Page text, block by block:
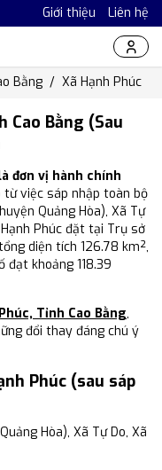
Giới thiệu Liên hệ
Bằng Xã Hạnh Phúc
Cao Bằng (Sau
đơn vị hành chính
từ việc sáp nhập toàn bộ
Quảng Hòa), Xã Tự
Phúc đặt tại Trụ sở
diện tích 126.78 km²,
đạt khoảng 118.39
Tỉnh Cao Bằng,
đổi thay đáng chú ý
Phúc (sau sáp
Hòa), Xã Tự Do, Xã